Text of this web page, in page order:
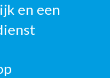
en een